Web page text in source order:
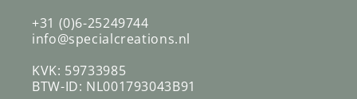
+31 (0)6-25249744
info@specialcreations.nl
KVK: 59733985
BTW-ID: NL001793043B91